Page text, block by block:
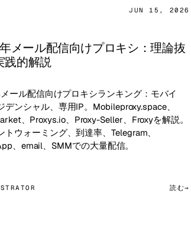
JUN 15, 2026
メール配信向けプロキシ：理論抜
践的解説
ール配信向けプロキシランキング：モバイ
デンシャル、専用IP。Mobileproxy.space、
、Proxys.io、Proxy-Seller、Froxyを解説。
トウォーミング、到達率、Telegram、
、email、SMMでの大量配信。
読む